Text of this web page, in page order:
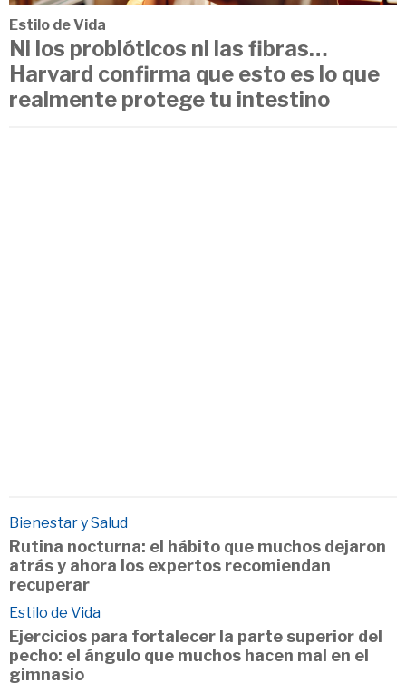
Estilo de Vida
Ni los probióticos ni las fibras…
Harvard confirma que esto es lo que
realmente protege tu intestino
Bienestar y Salud
Rutina nocturna: el hábito que muchos dejaron
atrás y ahora los expertos recomiendan
recuperar
Estilo de Vida
Ejercicios para fortalecer la parte superior del
pecho: el ángulo que muchos hacen mal en el
gimnasio